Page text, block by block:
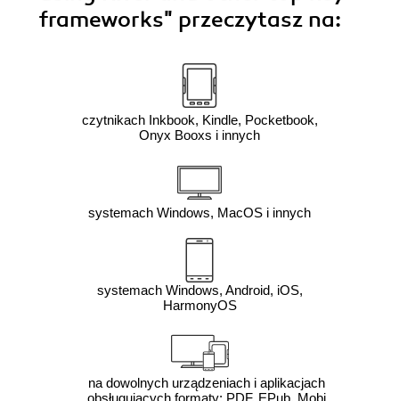
frameworks" przeczytasz na:
czytnikach Inkbook, Kindle, Pocketbook,
Onyx Booxs i innych
systemach Windows, MacOS i innych
systemach Windows, Android, iOS,
HarmonyOS
na dowolnych urządzeniach i aplikacjach